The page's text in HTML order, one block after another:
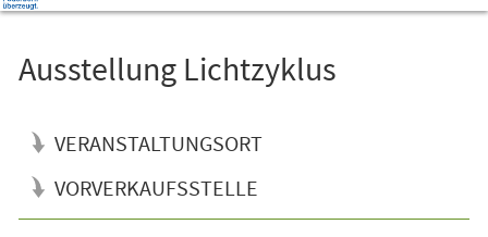
Ausstellung Lichtzyklus
VERANSTALTUNGSORT
VORVERKAUFSSTELLE